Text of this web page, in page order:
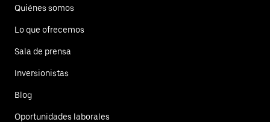
Quiénes somos
Lo que ofrecemos
Sala de prensa
Inversionistas
Blog
Oportunidades laborales